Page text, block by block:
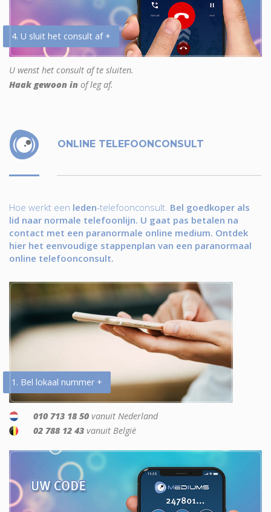
4. U sluit het consult af +
U wenst het consult af te sluiten.
Haak gewoon in of leg af.
ONLINE TELEFOONCONSULT
Hoe werkt een leden-telefoonconsult. Bel goedkoper als
lid naar normale telefoonlijn. U gaat pas betalen na
contact met een paranormale online medium. Ontdek
hier het eenvoudige stappenplan van een paranormaal
online telefoonconsult.
1. Bel lokaal nummer +
010 713 18 50 vanuit Nederland
02 788 12 43 vanuit België